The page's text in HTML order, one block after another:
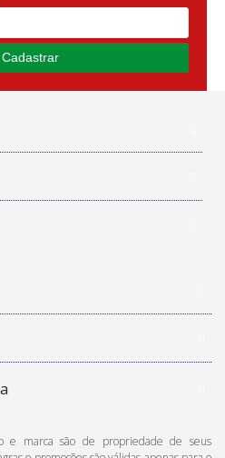
Cadastrar
e marca são de propriedade de seus